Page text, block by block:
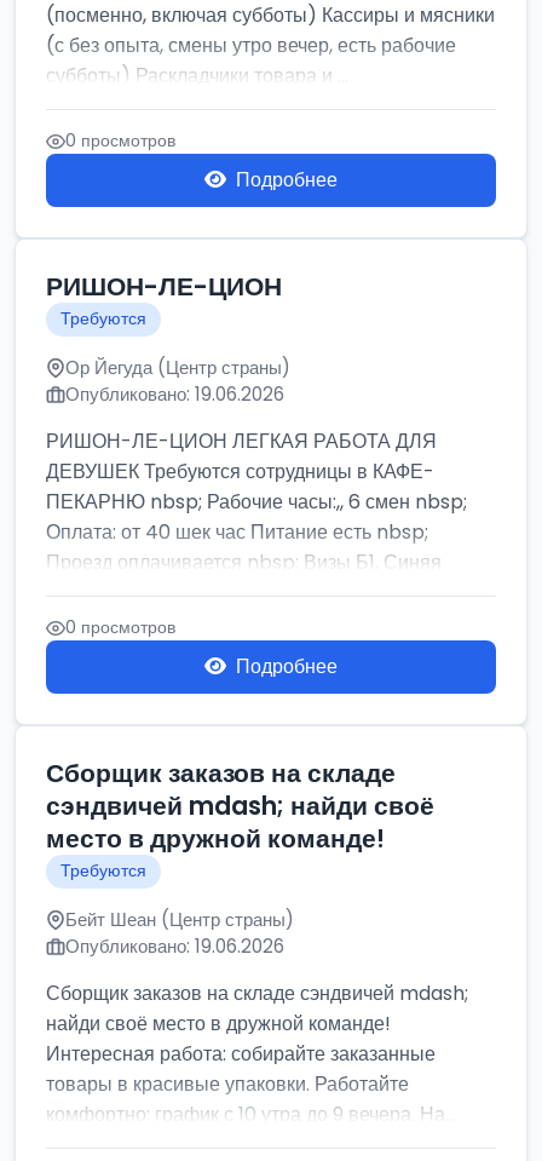
(посменно, включая субботы) Кассиры и мясники
(с без опыта, смены утро вечер, есть рабочие
субботы) Раскладчики товара и ...
0 просмотров
Подробнее
РИШОН-ЛЕ-ЦИОН
Требуются
Ор Йегуда (Центр страны)
Опубликовано: 19.06.2026
РИШОН-ЛЕ-ЦИОН ЛЕГКАЯ РАБОТА ДЛЯ
ДЕВУШЕК Требуются сотрудницы в КАФЕ-
ПЕКАРНЮ nbsp; Рабочие часы:,, 6 смен nbsp;
Оплата: от 40 шек час Питание есть nbsp;
Проезд оплачивается nbsp; Визы Б1, Синяя
бумага,...
0 просмотров
Подробнее
Сборщик заказов на складе
сэндвичей mdash; найди своё
место в дружной команде!
Требуются
Бейт Шеан (Центр страны)
Опубликовано: 19.06.2026
Сборщик заказов на складе сэндвичей mdash;
найди своё место в дружной команде!
Интересная работа: собирайте заказанные
товары в красивые упаковки. Работайте
комфортно: график с 10 утра до 9 вечера. На...